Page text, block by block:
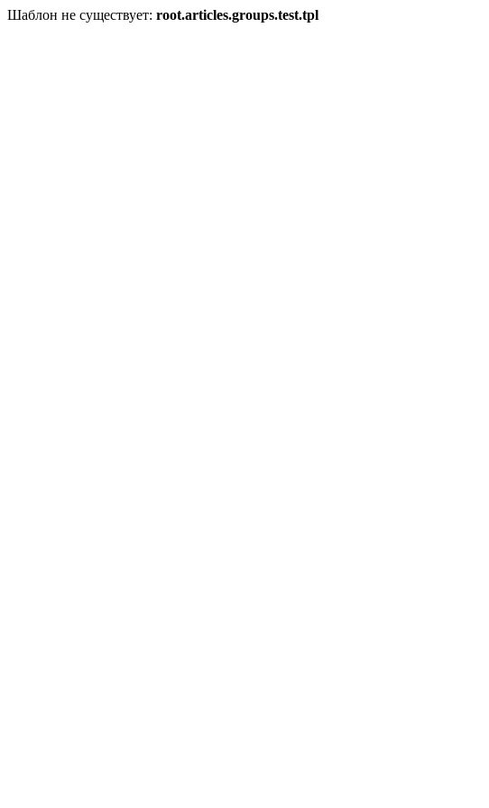
Шаблон не существует: root.articles.groups.test.tpl